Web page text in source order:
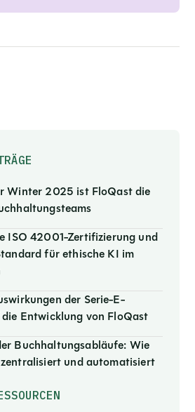
Winter 2025 ist FloQast die
ISO 42001-Zertifizierung und
für ethische KI im
der Serie-E-
Entwicklung von FloQast
Buchhaltungsabläufe: Wie
zentralisiert und automatisiert